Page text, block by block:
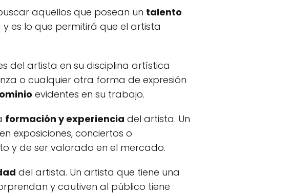
aquellos que posean un talento
es lo que permitirá que el artista
del artista en su disciplina artística
o cualquier otra forma de expresión
evidentes en su trabajo.
formación y experiencia del artista. Un
exposiciones, conciertos o
y de ser valorado en el mercado.
del artista. Un artista que tiene una
y cautiven al público tiene